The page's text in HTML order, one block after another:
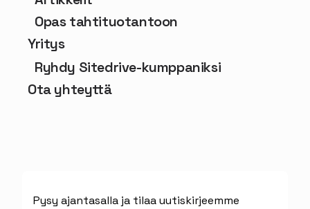
Opas tahtituotantoon
Yritys
Ryhdy Sitedrive-kumppaniksi
Ota yhteyttä
Pysy ajantasalla ja tilaa uutiskirjeemme